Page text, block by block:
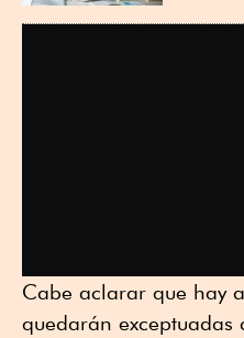
Cabe aclarar que hay
quedarán exceptuadas